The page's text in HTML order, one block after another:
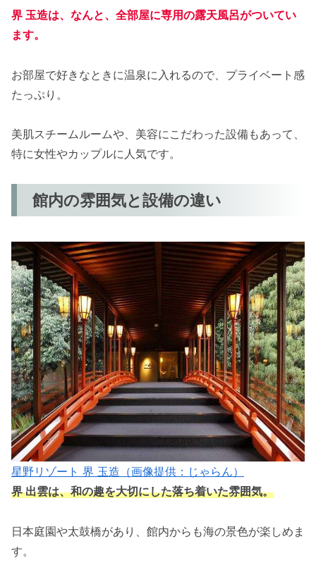
界 玉造は、なんと、 全部屋に専用の露天風呂がついてい
ます。
お部屋で好きなときに温泉に入れるので、プライベート感
たっぷり。
美肌スチームルームや、美容にこだわった設備もあって、
特に女性やカップルに人気です。
館内の雰囲気と設備の違い
星野リゾート 界 玉造（画像提供：じゃらん）
界 出雲は、和の趣を大切にした落ち着いた雰囲気。
日本庭園や太鼓橋があり、館内からも海の景色が楽しめま
す。